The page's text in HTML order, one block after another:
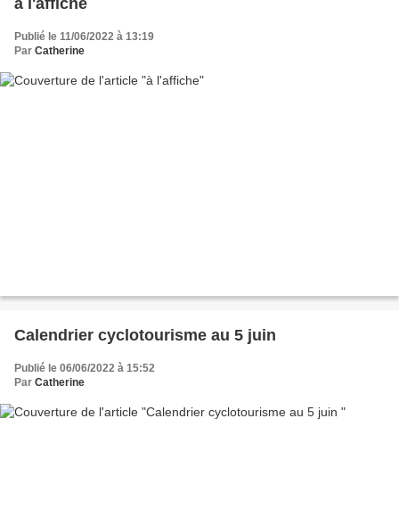
Publié le 11/06/2022 à 13:19
Par Catherine
Calendrier cyclotourisme au 5 juin
Publié le 06/06/2022 à 15:52
Par Catherine